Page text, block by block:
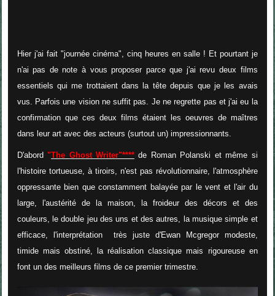
Hier j'ai fait "journée cinéma", cinq heures en salle ! Et pourtant je
n'ai pas de note à vous proposer parce que j'ai revu deux films
essentiels qui me trottaient dans la tête depuis que je les avais
vus. Parfois une vision ne suffit pas. Je ne regrette pas et j'ai eu la
confirmation que ces deux films étaient les oeuvres de maîtres
dans leur art avec des acteurs (surtout un) impressionnants.
D'abord"The Ghost Writer"**** de Roman Polanski et même si
l'histoire tortueuse, à tiroirs, n'est pas révolutionnaire, l'atmosphère
oppressante bien que constamment balayée par le vent et l'air du
large, l'austérité de la maison, la froideur des décors et des
couleurs, le double jeu des uns et des autres, la musique simple et
efficace, l'interprétation très juste d'Ewan Mcgregor modeste,
timide mais obstiné, la réalisation classique mais rigoureuse en
font un des meilleurs films de ce premier trimestre.